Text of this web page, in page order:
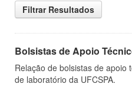
Filtrar Resultados
Bolsistas de Apoio
Relação de bolsistas de apoio
de laboratório da UFCSPA.